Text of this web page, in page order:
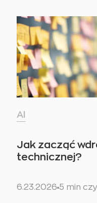
AI
Jak zacząć
technicznej?
6.23.2026 5 min